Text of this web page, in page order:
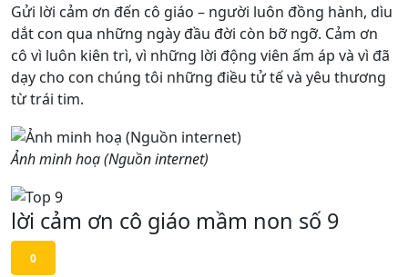
Gửi lời cảm ơn đến cô giáo – người luôn đồng hành, dìu
dắt con qua những ngày đầu đời còn bỡ ngỡ. Cảm ơn
cô vì luôn kiên trì, vì những lời động viên ấm áp và vì đã
dạy cho con chúng tôi những điều tử tế và yêu thương
từ trái tim.
Ảnh minh hoạ (Nguồn internet)
lời cảm ơn cô giáo mầm non số 9
0